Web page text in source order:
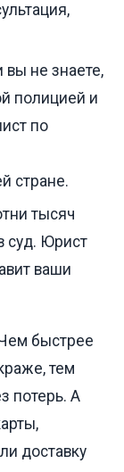
вы не знаете,
полицией и
по
стране.
тысяч
суд. Юрист
ваши
быстрее
тем
потерь. А
доставку